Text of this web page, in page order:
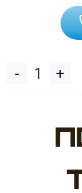
Лента